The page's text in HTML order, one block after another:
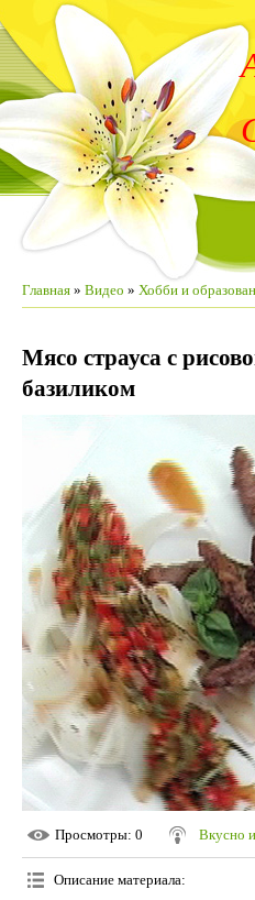
Главная » Видео » Хобби и
Мясо страуса с
базиликом
Просмотры: 0 Вкусно
Описание материала: